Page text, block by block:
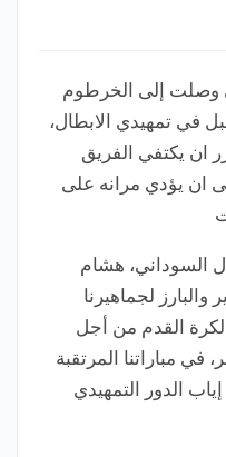
وصلت إلى الخرطوم
في تمهيدي الابطال،
ان يكتفي الفريق
ان يؤدي مرانه على
السوداني، هشام
والبارز لجماهيرنا
لكرة القدم من أجل
25 ألف مناصر، في مباراتنا المرتقبة
الدور التمهيدي